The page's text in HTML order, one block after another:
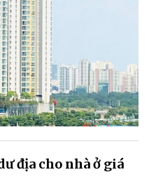
địa cho nhà ở giá